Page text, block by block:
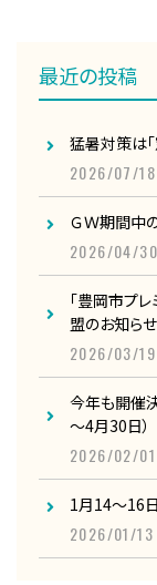
最近の投稿
猛暑対策は「
2026/07/18
ＧＷ期間中
2026/04/30
「豊岡市プ
盟のお知らせ
2026/03/19
今年も開催
～4月30日）
2026/02/01
1月14～16
2026/01/13